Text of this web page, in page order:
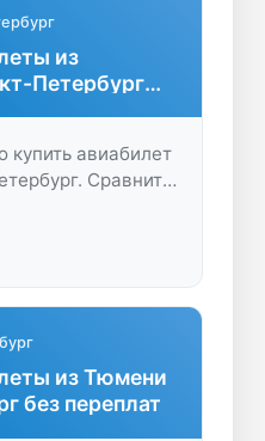
из
Петербург
купить авиабилет
Сравните
рейсы и
билет онлайн —
вместе с
из Тюмени
без переплат